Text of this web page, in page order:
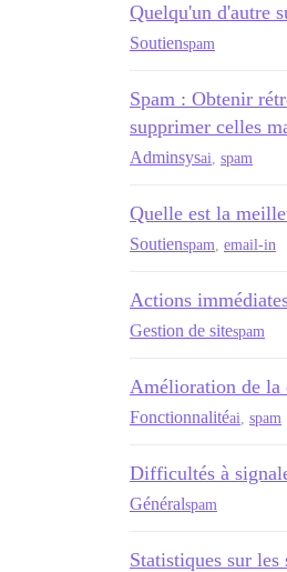
Quelqu'un d'autre
Soutienspam
Spam : Obtenir
supprimer celles
Adminsysai spam
Quelle est la
Soutienspam email-in
Actions
Gestion de sitespam
Amélioration de la
Fonctionnalitéai spam
Difficultés à
Généralspam
Statistiques sur